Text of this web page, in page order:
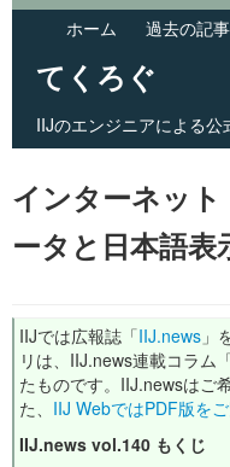
ホーム 過去の記
てくろぐ
IIJのエンジニアによる
Main menu
インターネッ
ータと日本語表
IIJでは広報誌「IIJ.news 」
リは、IIJ.news連載コラム
たものです。IIJ.newsはご
た、 IIJ WebではPDF版を
IIJ.news vol.140 もくじ